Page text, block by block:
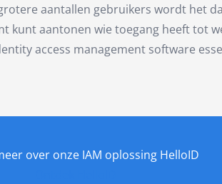
aantallen gebruikers wordt het
aantonen wie toegang heeft tot
access management software
over onze IAM oplossing HelloID